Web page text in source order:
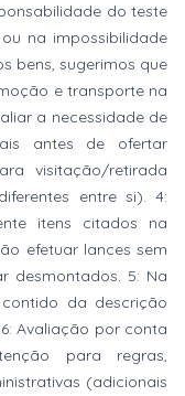
do teste
na impossibilidade
bens, sugerimos que
e transporte na
a necessidade de
antes de ofertar
visitação/retirada
entre si). 4:
itens citados na
efetuar lances sem
desmontados. 5: Na
da descrição
Avaliação por conta
para regras,
(adicionais